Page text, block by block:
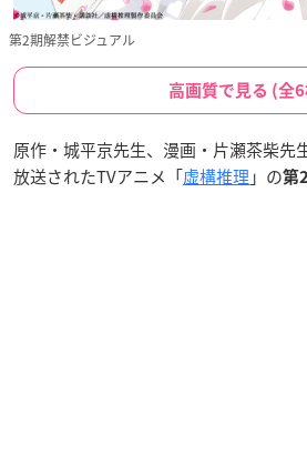
第2期解禁ビジュアル
高画質で見る (全
原作・城平京先生、漫画・片瀬茶柴先
放送されたTVアニメ「虚構推理 」の第